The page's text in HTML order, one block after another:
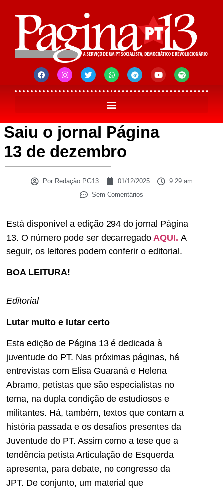
Saiu o jornal Página
13 de dezembro
PorRedação PG13 01/12/2025
9:29 am
Sem Comentários
Está disponível a edição 294 do jornal Página
13. O número pode ser decarregado AQUI. A
seguir, os leitores podem conferir o editorial.
BOA LEITURA!
Editorial
Lutar muito e lutar certo
Esta edição de Página 13 é dedicada à
juventude do PT. Nas próximas páginas, há
entrevistas com Elisa Guaraná e Helena
Abramo, petistas que são especialistas no
tema, na dupla condição de estudiosos e
militantes. Há, também, textos que contam a
história passada e os desafios presentes da
Juventude do PT. Assim como a tese que a
tendência petista Articulação de Esquerda
apresenta, para debate, no congresso da
JPT. De conjunto, um material que